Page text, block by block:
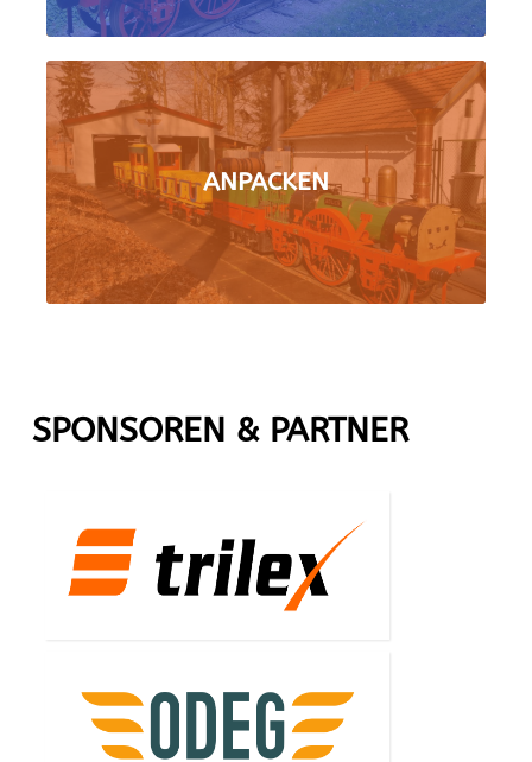
ANPACKEN
SPONSOREN & PARTNER